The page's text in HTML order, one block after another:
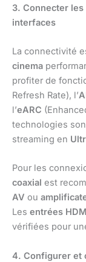
3. Connecter
interfaces
La connectivité
cinema
profiter de
Refresh Rate), l’
l’eARC
technologies
streaming en
Pour les
coaxial est
AV ou
Les entrées
vérifiées pour
4. Configurer et